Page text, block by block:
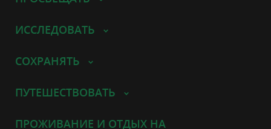
ИССЛЕДОВАТЬ
СОХРАНЯТЬ
ПУТЕШЕСТВОВАТЬ
ПРОЖИВАНИЕ И ОТДЫХ НА